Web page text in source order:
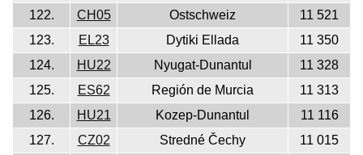
122.
CH05 Ostschweiz
11 521
123.
EL23 Dytiki Ellada
11 350
124.
HU22 Nyugat-Dunantul
11 328
125.
ES62 Región de Murcia
11 313
126.
HU21 Kozep-Dunantul
11 116
127.
CZ02 Stredné Čechy
11 015